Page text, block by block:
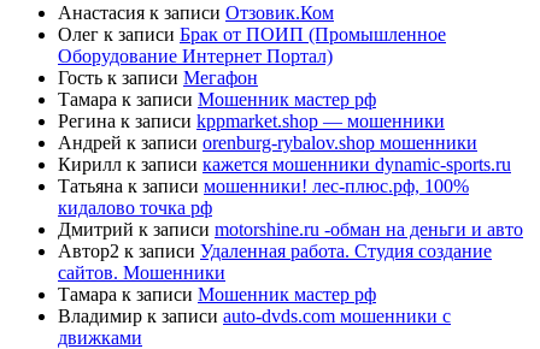
Анастасия к записи Отзовик.Ком
Олег к записи Брак от ПОИП (Промышленное
Оборудование Интернет Портал)
Гость к записи Мегафон
Тамара к записи Мошенник мастер рф
Регина к записи kppmarket.shop — мошенники
Андрей к записи orenburg-rybalov.shop мошенники
Кирилл к записи кажется мошенники dynamic-sports.ru
Татьяна к записи мошенники! лес-плюс.рф, 100%
кидалово точка рф
Дмитрий к записи motorshine.ru -обман на деньги и авто
Автор2 к записи Удаленная работа. Студия создание
сайтов. Мошенники
Тамара к записи Мошенник мастер рф
Владимир к записи auto-dvds.com мошенники с
движками